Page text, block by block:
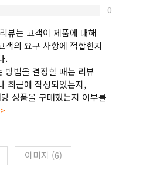
0
뷰는 고객이 제품에 대해
객의 요구 사항에 적합한지
.
방법을 결정할 때는 리뷰
최근에 작성되었는지,
상품을 구매했는지 여부를
이미지 (6)